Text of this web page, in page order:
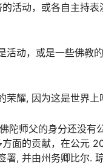
活动，或各自主持
活动，或是一些佛教
耀, 因为这是世界上
陀师父的身分还没有
面的贡献，在公元
署, 并由州务卿比尔.